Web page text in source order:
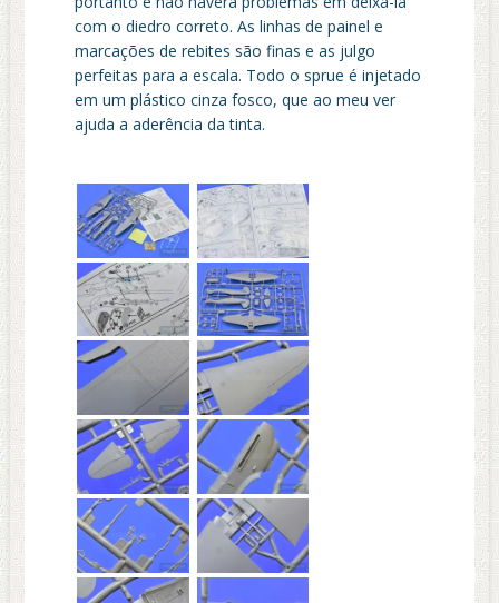
com o diedro correto. As linhas de painel e
marcações de rebites são finas e as julgo
perfeitas para a escala. Todo o sprue é injetado
em um plástico cinza fosco, que ao meu ver
ajuda a aderência da tinta.